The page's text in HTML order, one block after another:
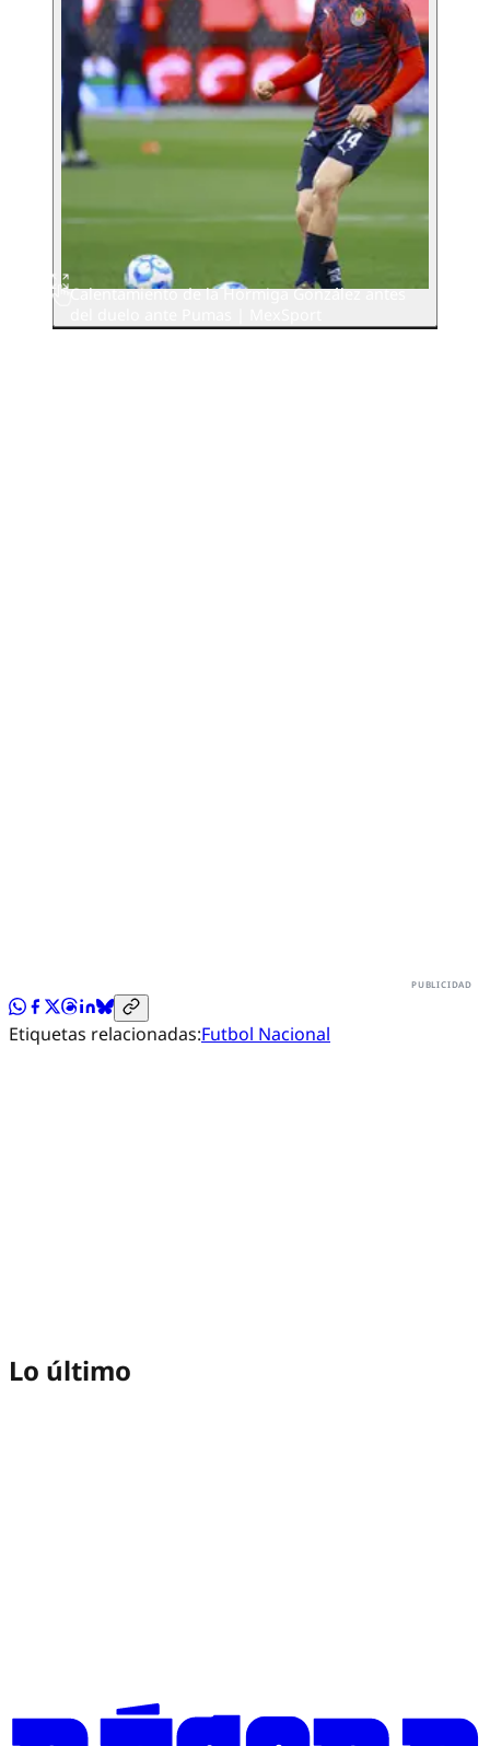
Calentamiento de la Hormiga González antes
Etiquetas relacionadas:Futbol Nacional
Lo último